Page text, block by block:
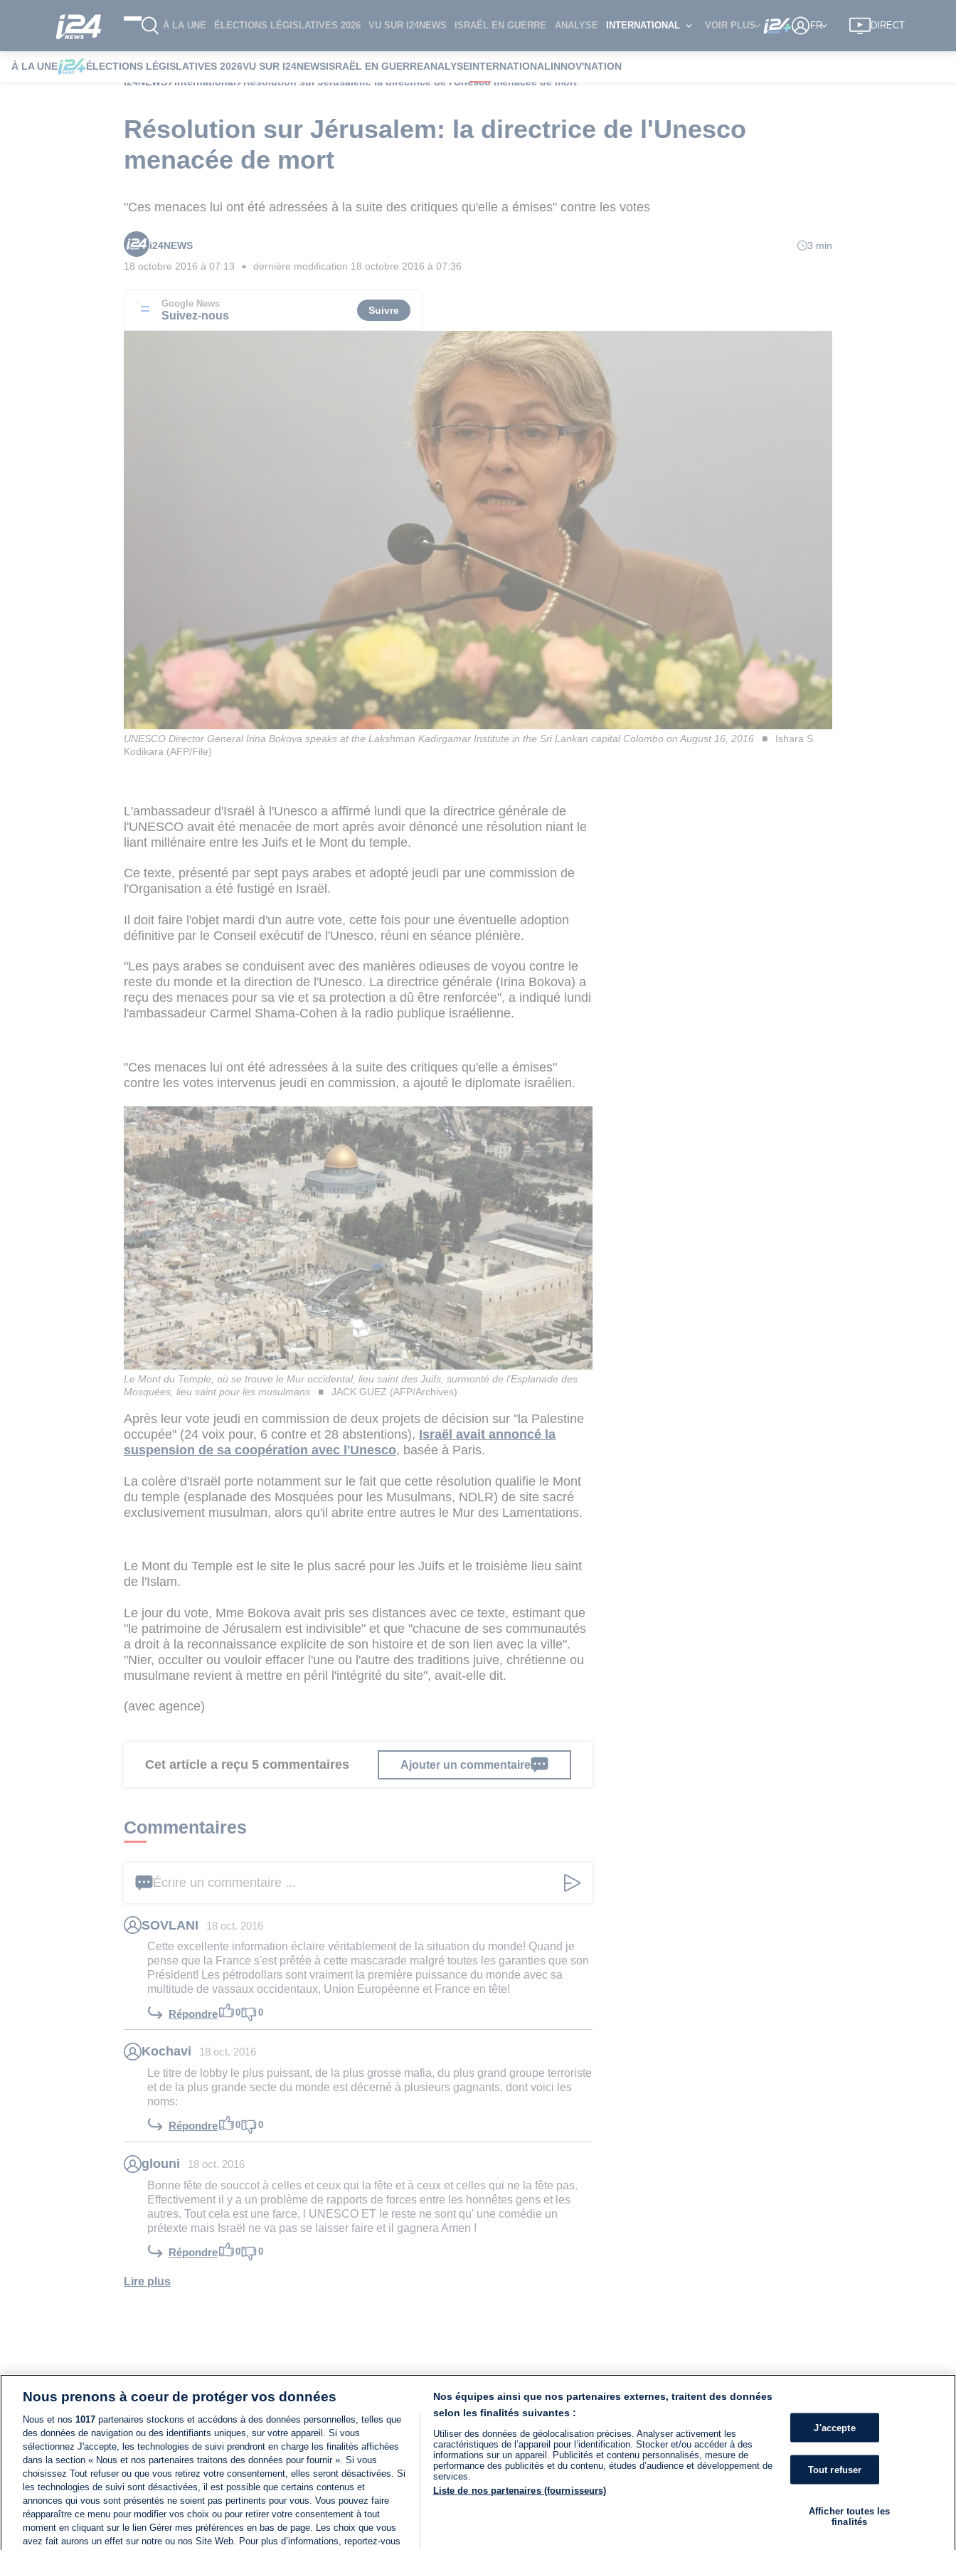
À LA UNE ÉLECTIONS LÉGISLATIVES 2026 VU SUR I24NEWS ISRAËL EN GUERRE ANALYSE INTERNATIONAL VOIR PLUS FR DIRECT
À LA UNE ÉLECTIONS LÉGISLATIVES 2026VU SUR I24NEWSISRAËL EN GUERREANALYSEINTERNATIONALINNOV'NATION
i24NEWS
International Résolution sur Jérusalem: la directrice de l'Unesco menacée de mort
Résolution sur Jérusalem: la directrice de l'Unesco
menacée de mort
"Ces menaces lui ont été adressées à la suite des critiques qu'elle a émises" contre les votes
i24NEWS
3 min
18 octobre 2016 à 07:13 ■ dernière modification 18 octobre 2016 à 07:36
Google News
Suivez-nous Suivre
UNESCO Director General Irina Bokova speaks at the Lakshman Kadirgamar Institute in the Sri Lankan capital Colombo on August 16, 2016
Ishara S.
Kodikara (AFP/File)
L'ambassadeur d'Israël à l'Unesco a affirmé lundi que la directrice générale de
l'UNESCO avait été menacée de mort après avoir dénoncé une résolution niant le
liant millénaire entre les Juifs et le Mont du temple.
Ce texte, présenté par sept pays arabes et adopté jeudi par une commission de
l'Organisation a été fustigé en Israël.
Il doit faire l'objet mardi d'un autre vote, cette fois pour une éventuelle adoption
définitive par le Conseil exécutif de l'Unesco, réuni en séance plénière.
"Les pays arabes se conduisent avec des manières odieuses de voyou contre le
reste du monde et la direction de l'Unesco. La directrice générale (Irina Bokova) a
reçu des menaces pour sa vie et sa protection a dû être renforcée", a indiqué lundi
l'ambassadeur Carmel Shama-Cohen à la radio publique israélienne.
"Ces menaces lui ont été adressées à la suite des critiques qu'elle a émises"
contre les votes intervenus jeudi en commission, a ajouté le diplomate israélien.
Le Mont du Temple, où se trouve le Mur occidental, lieu saint des Juifs, surmonté de l'Esplanade des
Mosquées, lieu saint pour les musulmans
JACK GUEZ (AFP/Archives)
Après leur vote jeudi en commission de deux projets de décision sur "la Palestine
occupée" (24 voix pour, 6 contre et 28 abstentions), Israël avait annoncé la
suspension de sa coopération avec l'Unesco, basée à Paris.
La colère d'Israël porte notamment sur le fait que cette résolution qualifie le Mont
du temple (esplanade des Mosquées pour les Musulmans, NDLR) de site sacré
exclusivement musulman, alors qu'il abrite entre autres le Mur des Lamentations.
Le Mont du Temple est le site le plus sacré pour les Juifs et le troisième lieu saint
de l'Islam.
Le jour du vote, Mme Bokova avait pris ses distances avec ce texte, estimant que
"le patrimoine de Jérusalem est indivisible" et que "chacune de ses communautés
a droit à la reconnaissance explicite de son histoire et de son lien avec la ville".
"Nier, occulter ou vouloir effacer l'une ou l'autre des traditions juive, chrétienne ou
musulmane revient à mettre en péril l'intégrité du site", avait-elle dit.
(avec agence)
Cet article a reçu 5 commentaires Ajouter un commentaire
Commentaires
Écrire un commentaire ...
SOVLANI 18 oct. 2016
Cette excellente information éclaire véritablement de la situation du monde! Quand je
pense que la France s'est prêtée à cette mascarade malgré toutes les garanties que son
Président! Les pétrodollars sont vraiment la première puissance du monde avec sa
multitude de vassaux occidentaux, Union Européenne et France en tête!
Répondre 0 0
Kochavi 18 oct. 2016
Le titre de lobby le plus puissant, de la plus grosse mafia, du plus grand groupe terroriste
et de la plus grande secte du monde est décerné à plusieurs gagnants, dont voici les
noms:
Répondre 0 0
glouni 18 oct. 2016
Bonne fête de souccot à celles et ceux qui la fête et à ceux et celles qui ne la fête pas.
Effectivement il y a un problème de rapports de forces entre les honnêtes gens et les
autres. Tout cela est une farce, l UNESCO ET le reste ne sont qu' une comédie un
prétexte mais Israël ne va pas se laisser faire et il gagnera Amen !
Répondre 0 0
Lire plus
Nous prenons à coeur de protéger vos données
Nous et nos 1017 partenaires stockons et accédons à des données personnelles, telles que
des données de navigation ou des identifiants uniques, sur votre appareil. Si vous
sélectionnez J'accepte, les technologies de suivi prendront en charge les finalités affichées
dans la section « Nous et nos partenaires traitons des données pour fournir ». Si vous
choisissez Tout refuser ou que vous retirez votre consentement, elles seront désactivées. Si
les technologies de suivi sont désactivées, il est possible que certains contenus et
annonces qui vous sont présentés ne soient pas pertinents pour vous. Vous pouvez faire
réapparaître ce menu pour modifier vos choix ou pour retirer votre consentement à tout
moment en cliquant sur le lien Gérer mes préférences en bas de page. Les choix que vous
avez fait aurons un effet sur notre ou nos Site Web. Pour plus d’informations, reportez-vous
Nos équipes ainsi que nos partenaires externes, traitent des données
selon les finalités suivantes :
Utiliser des données de géolocalisation précises. Analyser activement les
caractéristiques de l’appareil pour l’identification. Stocker et/ou accéder à des
informations sur un appareil. Publicités et contenu personnalisés, mesure de
performance des publicités et du contenu, études d’audience et développement de
services.
Liste de nos partenaires (fournisseurs)
J'accepte
Tout refuser
Afficher toutes les
finalités